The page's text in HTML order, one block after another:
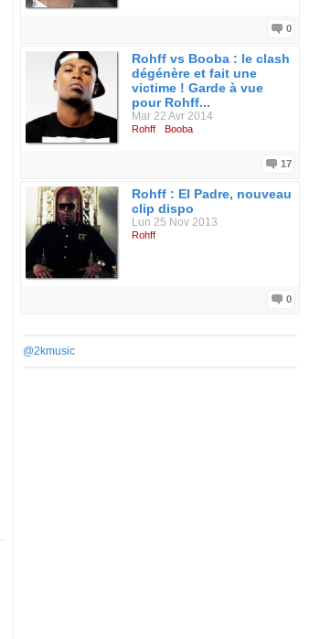
0
Rohff vs Booba : le clash
dégénère et fait une
victime ! Garde à vue
pour Rohff...
Mar 22 Avr 2014
Rohff Booba
17
Rohff : El Padre, nouveau
clip dispo
Lun 25 Nov 2013
Rohff
0
@2kmusic